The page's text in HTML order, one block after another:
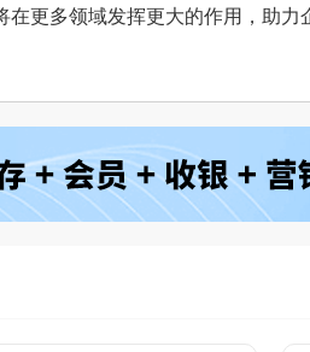
在更多领域发挥更大的作用，助力